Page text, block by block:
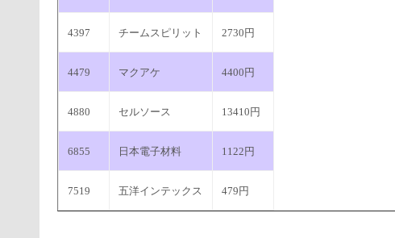
4397 チームスピリット 2730円
4479 マクアケ 4400円
4880 セルソース 13410円
6855 日本電子材料 1122円
7519 五洋インテックス 479円